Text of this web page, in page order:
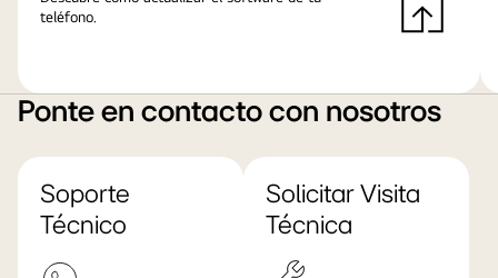
teléfono.
Ponte en contacto con nosotros
Soporte
Técnico
Solicitar Visita
Técnica